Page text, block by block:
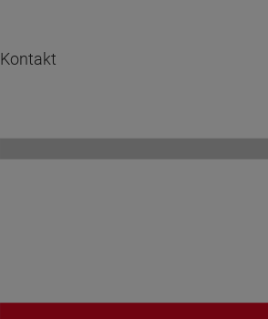
Kontakt